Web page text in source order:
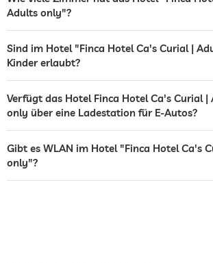
Flughafen Shuttle
Shuttle zu Attraktionen Gegen Gebühr
Außenpool
Wassersportmöglichkeiten
Tauchen
Massageangebot
Wellnessmassagen
Adults only"?
Sind im Hotel "Finca Hotel Ca's Curial |
Kinder erlaubt?
Verfügt das Hotel Finca Hotel Ca's Curial |
only über eine Ladestation für E-Autos?
Gibt es WLAN im Hotel "Finca Hotel Ca's
only"?